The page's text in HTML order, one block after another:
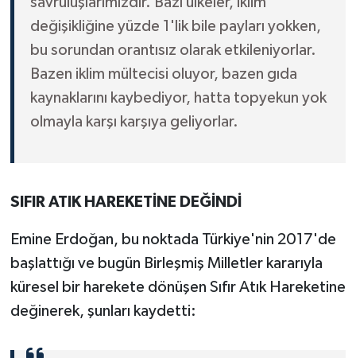
değişikliğine yüzde 1'lik bile payları yokken,
bu sorundan orantısız olarak etkileniyorlar.
Bazen iklim mültecisi oluyor, bazen gıda
kaynaklarını kaybediyor, hatta topyekun yok
olmayla karşı karşıya geliyorlar.
SIFIR ATIK HAREKETİNE DEĞİNDİ
Emine Erdoğan, bu noktada Türkiye'nin 2017'de
başlattığı ve bugün Birleşmiş Milletler kararıyla
küresel bir harekete dönüşen Sıfır Atık Hareketine
değinerek, şunları kaydetti: